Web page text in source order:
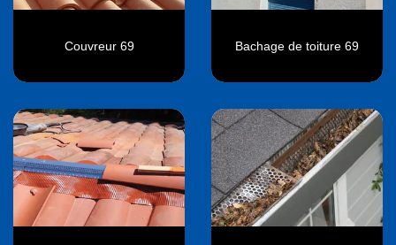
Couvreur 69 Bachage de toiture 69